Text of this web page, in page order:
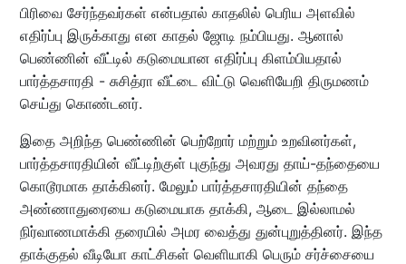
பிரிவை சேர்ந்தவர்கள் என்பதால் காதலில் பெரிய அளவில்
எதிர்ப்பு இருக்காது என காதல் ஜோடி நம்பியது. ஆனால்
பெண்ணின் வீட்டில் கடுமையான எதிர்ப்பு கிளம்பியதால்
பார்த்தசாரதி - சுசித்ரா வீட்டை விட்டு வெளியேறி திருமணம்
செய்து கொண்டனர்.
இதை அறிந்த பெண்ணின் பெற்றோர் மற்றும் உறவினர்கள்,
பார்த்தசாரதியின் வீட்டிற்குள் புகுந்து அவரது தாய்-தந்தையை
கொடூரமாக தாக்கினர். மேலும் பார்த்தசாரதியின் தந்தை
அண்ணாதுரையை கடுமையாக தாக்கி, ஆடை இல்லாமல்
நிர்வாணமாக்கி தரையில் அமர வைத்து துன்புறுத்தினர். இந்த
தாக்குதல் வீடியோ காட்சிகள் வெளியாகி பெரும் சர்ச்சையை